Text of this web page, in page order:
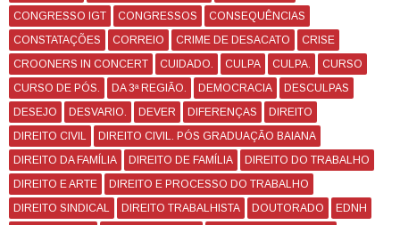
CONGRESSO IGT
CONGRESSOS
CONSEQUÊNCIAS
CONSTATAÇÕES
CORREIO CRIME DE DESACATO
CRISE
CROONERS IN CONCERT
CUIDADO. CULPA CULPA.
CURSO
CURSO DE PÓS.
DA 3ª REGIÃO. DEMOCRACIA
DESCULPAS
DESEJO
DESVARIO. DEVER DIFERENÇAS
DIREITO
DIREITO CIVIL
DIREITO CIVIL. PÓS GRADUAÇÃO BAIANA
DIREITO DA FAMÍLIA
DIREITO DE FAMÍLIA
DIREITO DO TRABALHO
DIREITO E ARTE
DIREITO E PROCESSO DO TRABALHO
DIREITO SINDICAL
DIREITO TRABALHISTA DOUTORADO
EDNH